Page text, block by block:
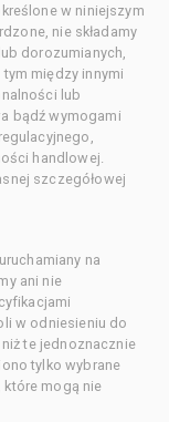
w niniejszym
nie składamy
dorozumianych,
między innymi
lub
bądź wymogami
handlowej.
szczegółowej
na
ani nie
w odniesieniu do
te jednoznacznie
tylko wybrane
mogą nie